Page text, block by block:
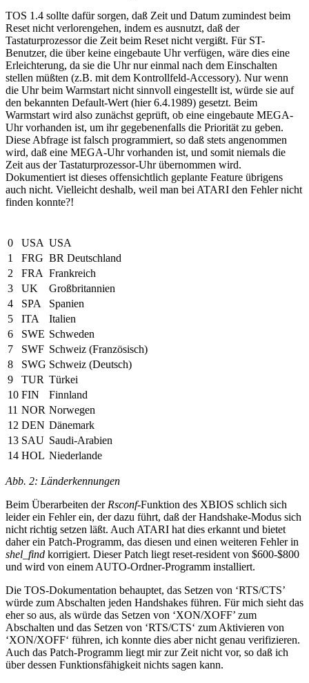
TOS 1.4 sollte dafür sorgen, daß Zeit und Datum zumindest beim
Reset nicht verlorengehen, indem es ausnutzt, daß der
Tastaturprozessor die Zeit beim Reset nicht vergißt. Für ST-
Benutzer, die über keine eingebaute Uhr verfügen, wäre dies eine
Erleichterung, da sie die Uhr nur einmal nach dem Einschalten
stellen müßten (z.B. mit dem Kontrollfeld-Accessory). Nur wenn
die Uhr beim Warmstart nicht sinnvoll eingestellt ist, würde sie auf
den bekannten Default-Wert (hier 6.4.1989) gesetzt. Beim
Warmstart wird also zunächst geprüft, ob eine eingebaute MEGA-
Uhr vorhanden ist, um ihr gegebenenfalls die Priorität zu geben.
Diese Abfrage ist falsch programmiert, so daß stets angenommen
wird, daß eine MEGA-Uhr vorhanden ist, und somit niemals die
Zeit aus der Tastaturprozessor-Uhr übernommen wird.
Dokumentiert ist dieses offensichtlich geplante Feature übrigens
auch nicht. Vielleicht deshalb, weil man bei ATARI den Fehler nicht
finden konnte?!
0 USA USA
1
FRG BR Deutschland
2
FRA Frankreich
3
UK
Großbritannien
4
SPA
Spanien
5
ITA
Italien
6
SWE Schweden
7
SWF Schweiz (Französisch)
8
SWG Schweiz (Deutsch)
9
TUR Türkei
10 FIN
Finnland
11 NOR Norwegen
12 DEN Dänemark
13 SAU Saudi-Arabien
14 HOL Niederlande
Abb. 2: Länderkennungen
Beim Überarbeiten der Rsconf-Funktion des XBIOS schlich sich
leider ein Fehler ein, der dazu führt, daß der Handshake-Modus sich
nicht richtig setzen läßt. Auch ATARI hat dies erkannt und bietet
daher ein Patch-Programm, das diesen und einen weiteren Fehler in
shel_find korrigiert. Dieser Patch liegt reset-resident von $600-$800
und wird von einem AUTO-Ordner-Programm installiert.
Die TOS-Dokumentation behauptet, das Setzen von ‘RTS/CTS’
würde zum Abschalten jeden Handshakes führen. Für mich sieht das
eher so aus, als würde das Setzen von ‘XON/XOFF’ zum
Abschalten und das Setzen von ‘RTS/CTS‘ zum Aktivieren von
‘XON/XOFF‘ führen, ich konnte dies aber nicht genau verifizieren.
Auch das Patch-Programm liegt mir zur Zeit nicht vor, so daß ich
über dessen Funktionsfähigkeit nichts sagen kann.